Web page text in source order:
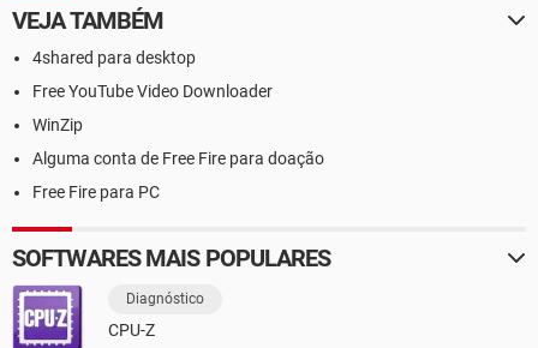
VEJA TAMBÉM
4shared para desktop
Free YouTube Video Downloader
WinZip
Alguma conta de Free Fire para doação
Free Fire para PC
SOFTWARES MAIS POPULARES
Diagnóstico
CPU-Z